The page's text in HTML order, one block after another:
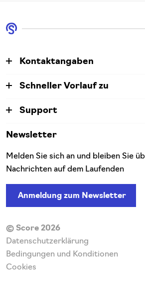
Kontaktangaben
Schneller Vorlauf zu
Support
Newsletter
Melden Sie sich an und bleiben Sie
Nachrichten auf dem Laufenden
Anmeldung zum Newsletter
© Score 2026
Datenschutzerklärung
Bedingungen und Konditionen
Cookies